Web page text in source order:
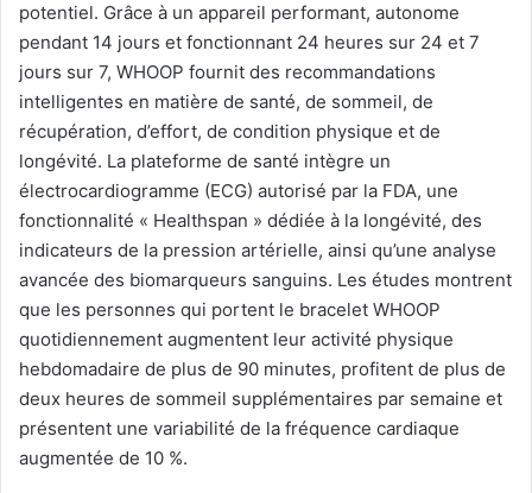
potentiel. Grâce à un appareil performant, autonome
pendant 14 jours et fonctionnant 24 heures sur 24 et 7
jours sur 7, WHOOP fournit des recommandations
intelligentes en matière de santé, de sommeil, de
récupération, d’effort, de condition physique et de
longévité. La plateforme de santé intègre un
électrocardiogramme (ECG) autorisé par la FDA, une
fonctionnalité « Healthspan » dédiée à la longévité, des
indicateurs de la pression artérielle, ainsi qu’une analyse
avancée des biomarqueurs sanguins. Les études montrent
que les personnes qui portent le bracelet WHOOP
quotidiennement augmentent leur activité physique
hebdomadaire de plus de 90 minutes, profitent de plus de
deux heures de sommeil supplémentaires par semaine et
présentent une variabilité de la fréquence cardiaque
augmentée de 10 %.